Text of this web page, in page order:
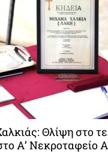
Θλίψη στο
Α’ Νεκροταφείο